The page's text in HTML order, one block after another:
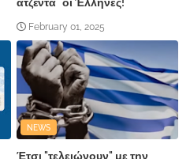
ατζέντα" οι Έλληνες!
February 01, 2025
NEWS
Έτσι "τελειώνουν" με την